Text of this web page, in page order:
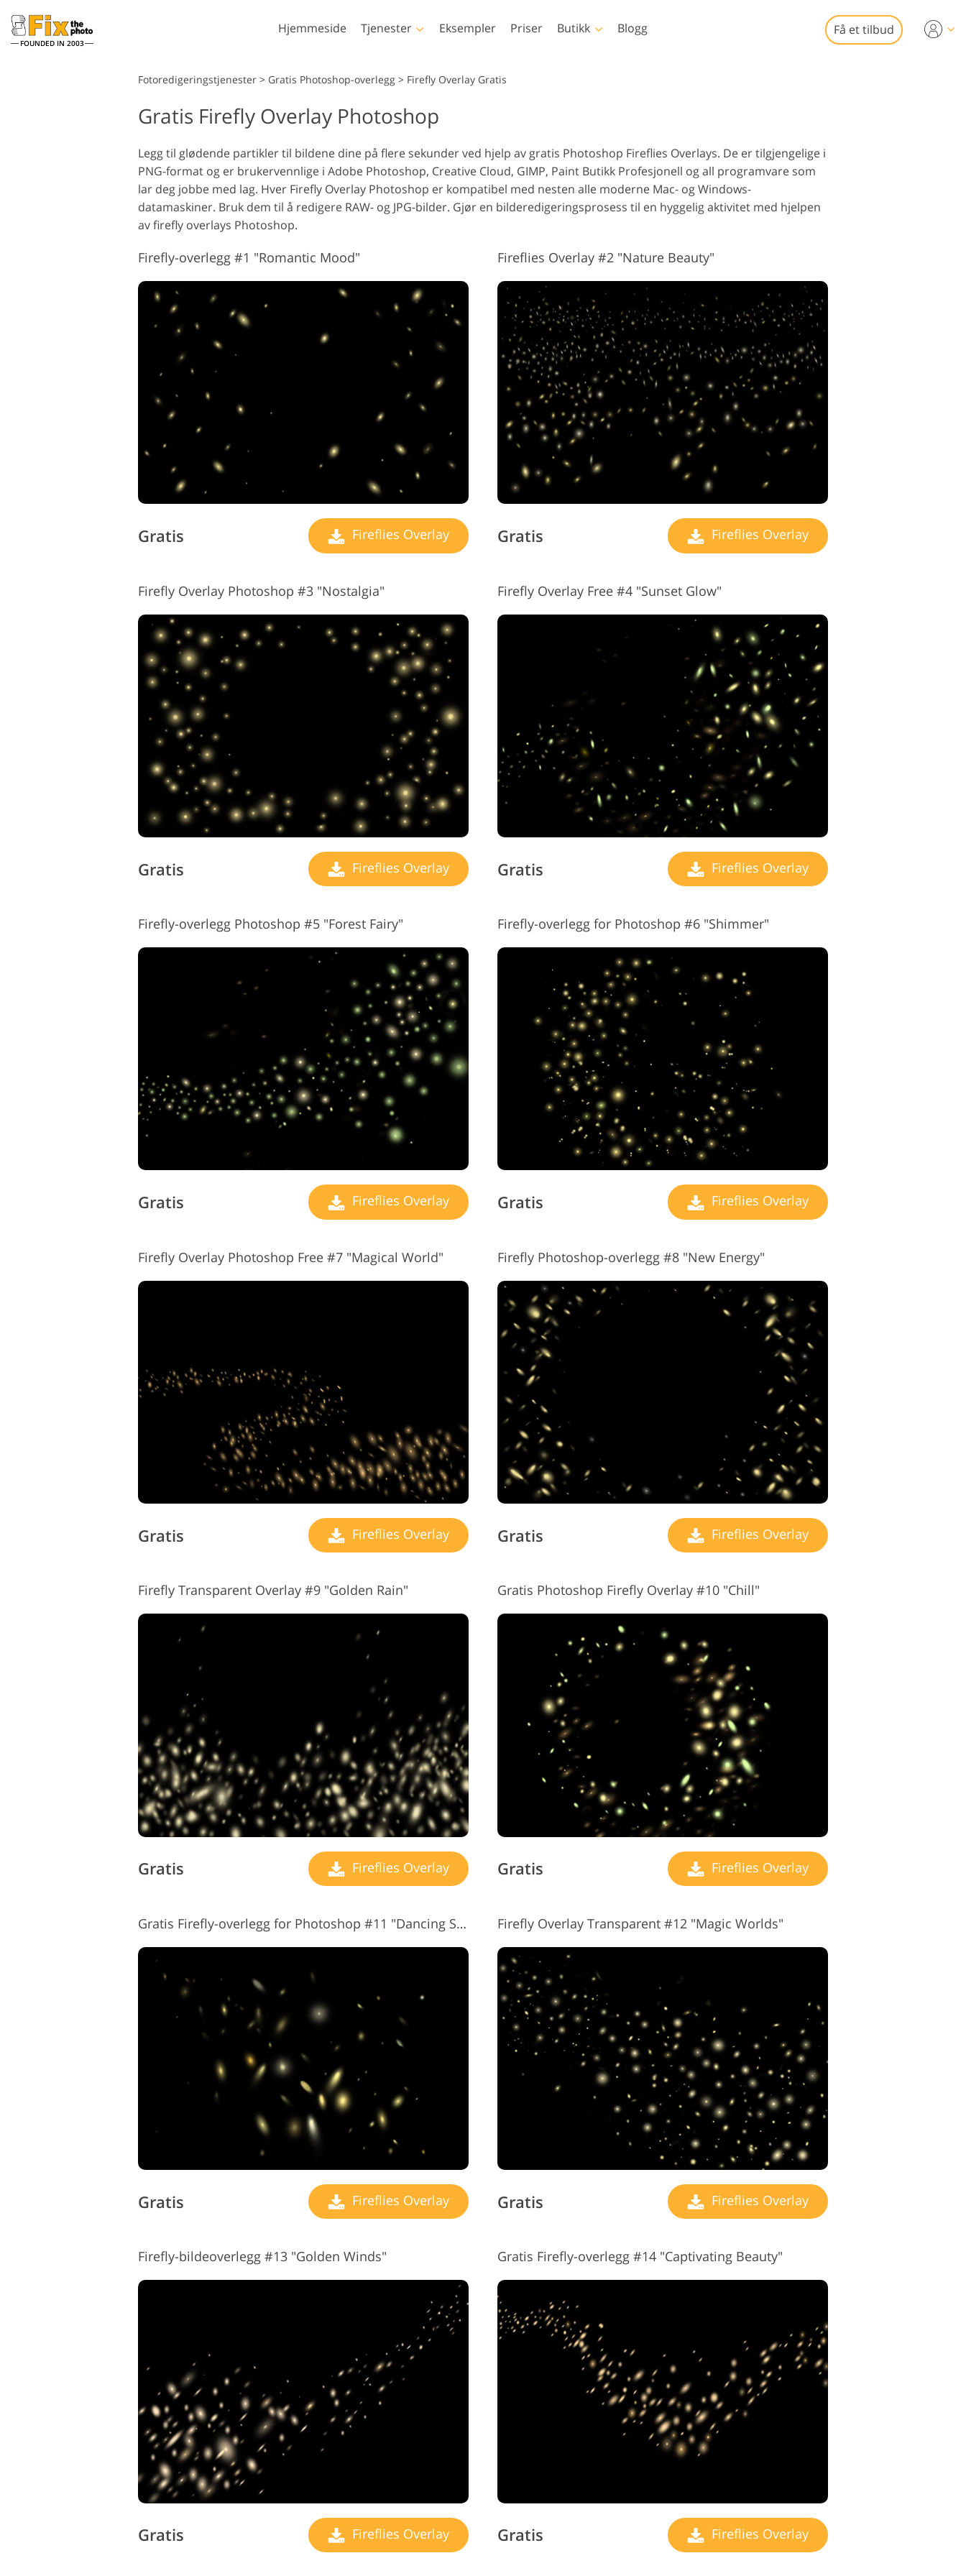
FOUNDED IN 2003
Hjemmeside Tjenester
bryllupsbilder
Produktfotoredigering Redigering av smykkefoto AI-treningsdata Videoredigeringstjenester
Eksempler Priser Butikk
Lightroom
Lightroom
forhåndsinnstillinger
LR forhåndsinnstilte
samlinger
Beste avtale
forhåndsinnstillinger
Mobile
forhåndsinnstillinger
Photoshop
Photoshop-handlinger
Photoshop-overlegg
Photoshop-teksturer
Hele Ps Actions-
samlingene
Valentinsdagskort
Bryllupsinvitasjoner
Invitasjon til
barneselskap
Profesjonelle
videooverlegg
Blogg Få et tilbud
Fotoredigeringstjenester > Gratis Photoshop-overlegg > Firefly Overlay Gratis
Gratis Firefly Overlay Photoshop
Legg til glødende partikler til bildene dine på flere sekunder ved hjelp av gratis Photoshop Fireflies Overlays. De er tilgjengelige i
PNG-format og er brukervennlige i Adobe Photoshop, Creative Cloud, GIMP, Paint Butikk Profesjonell og all programvare som
lar deg jobbe med lag. Hver Firefly Overlay Photoshop er kompatibel med nesten alle moderne Mac- og Windows-
datamaskiner. Bruk dem til å redigere RAW- og JPG-bilder. Gjør en bilderedigeringsprosess til en hyggelig aktivitet med hjelpen
av firefly overlays Photoshop.
Firefly-overlegg #1 "Romantic Mood"
Gratis Fireflies Overlay
Fireflies Overlay #2 "Nature Beauty"
Gratis Fireflies Overlay
Firefly Overlay Photoshop #3 "Nostalgia"
Gratis Fireflies Overlay
Firefly Overlay Free #4 "Sunset Glow"
Gratis Fireflies Overlay
Firefly-overlegg Photoshop #5 "Forest Fairy"
Gratis Fireflies Overlay
Firefly-overlegg for Photoshop #6 "Shimmer"
Gratis Fireflies Overlay
Firefly Overlay Photoshop Free #7 "Magical World"
Gratis Fireflies Overlay
Firefly Photoshop-overlegg #8 "New Energy"
Gratis Fireflies Overlay
Firefly Transparent Overlay #9 "Golden Rain"
Gratis Fireflies Overlay
Gratis Photoshop Firefly Overlay #10 "Chill"
Gratis Fireflies Overlay
Gratis Firefly-overlegg for Photoshop #11 "Dancing Stars"
Gratis Fireflies Overlay
Firefly Overlay Transparent #12 "Magic Worlds"
Gratis Fireflies Overlay
Firefly-bildeoverlegg #13 "Golden Winds"
Gratis Fireflies Overlay
Gratis Firefly-overlegg #14 "Captivating Beauty"
Gratis Fireflies Overlay